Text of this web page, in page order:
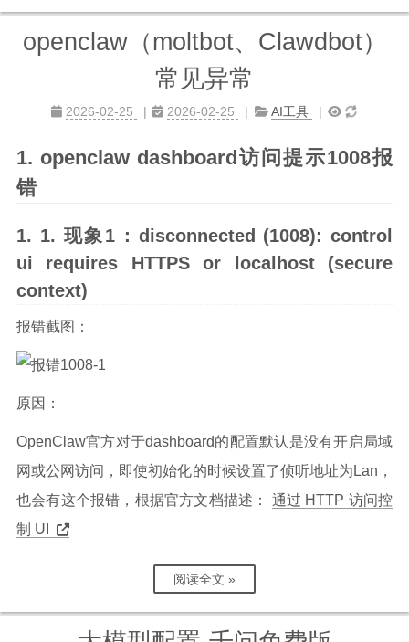
openclaw（moltbot、Clawdbot）
常见异常
2026-02-25 2026-02-25 AI工具
openclaw dashboard访问提示1008报
错
现象1：disconnected (1008): control
ui requires HTTPS or localhost (secure
context)
报错截图：
原因：
OpenClaw官方对于dashboard的配置默认是没有开启局域
网或公网访问，即使初始化的时候设置了侦听地址为Lan，
也会有这个报错，根据官方文档描述： 通过 HTTP 访问控
制 UI
阅读全文 »